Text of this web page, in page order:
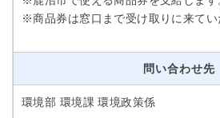
※商品券は窓口まで受け取りに来てい
問い合わせ先
環境部 環境課 環境政策係